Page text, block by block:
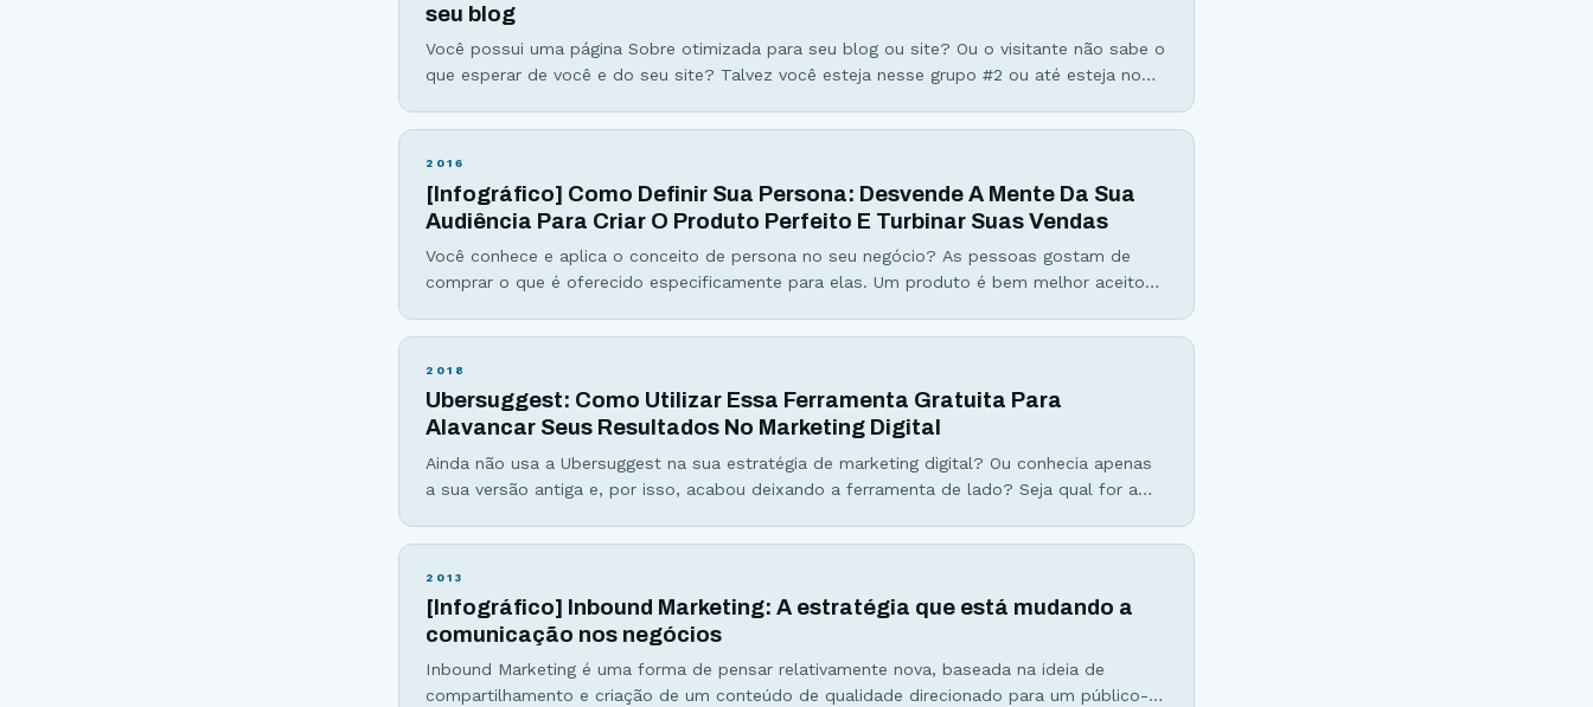
seu blog
Você possui uma página Sobre otimizada para seu blog ou site? Ou o visitante não sabe o
que esperar de você e do seu site? Talvez você esteja nesse grupo #2 ou até esteja no
como você pode criar uma
2016
[Infográfico] Como Definir Sua Persona: Desvende A Mente Da Sua
Audiência Para Criar O Produto Perfeito E Turbinar Suas Vendas
Você conhece e aplica o conceito de persona no seu negócio? As pessoas gostam de
comprar o que é oferecido especificamente para elas. Um produto é bem melhor aceito
representação do seu público, o seu cliente
2018
Ubersuggest: Como Utilizar Essa Ferramenta Gratuita Para
Alavancar Seus Resultados No Marketing Digital
Ainda não usa a Ubersuggest na sua estratégia de marketing digital? Ou conhecia apenas
a sua versão antiga e, por isso, acabou deixando a ferramenta de lado? Seja qual for a
remodelada por Neil Patel, uma das principais figuras do marketing digital
2013
[Infográfico] Inbound Marketing: A estratégia que está mudando a
comunicação nos negócios
Inbound Marketing é uma forma de pensar relativamente nova, baseada na ideia de
compartilhamento e criação de um conteúdo de qualidade direcionado para um público-